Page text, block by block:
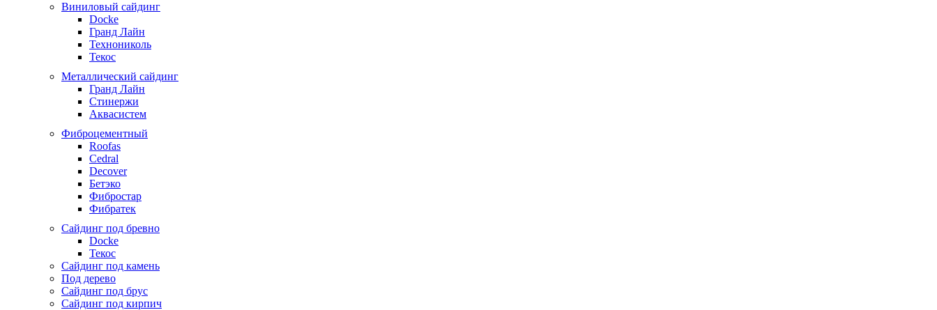
Виниловый сайдинг
Docke
Гранд Лайн
Технониколь
Текос
Металлический сайдинг
Гранд Лайн
Стинержи
Аквасистем
Фиброцементный
Roofas
Cedral
Decover
Бетэко
Фибростар
Фибратек
Сайдинг под бревно
Docke
Текос
Сайдинг под камень
Под дерево
Сайдинг под брус
Сайдинг под кирпич